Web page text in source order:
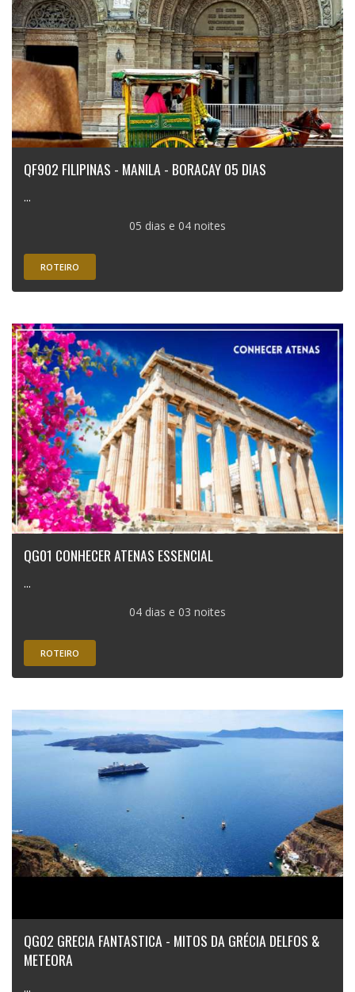
QF902 FILIPINAS - MANILA - BORACAY 05 DIAS
...
05 dias e 04 noites
ROTEIRO
QG01 CONHECER ATENAS ESSENCIAL
...
04 dias e 03 noites
ROTEIRO
QG02 GRECIA FANTASTICA - MITOS DA GRÉCIA DELFOS &
METEORA
...